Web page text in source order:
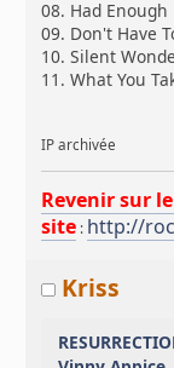
08. Had Enough
09. Don't Have
10. Silent
11. What You
IP archivée
Revenir sur
site : http://
Kriss